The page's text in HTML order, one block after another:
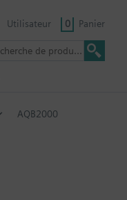
Utilisateur 0 Panier
AQB2000